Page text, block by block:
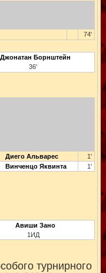
74'
Джонатан Борнштейн
36'
Диего Альварес
1'
Винченцо Яквинта 1'
Авиши Зано
1ИД
турнирного